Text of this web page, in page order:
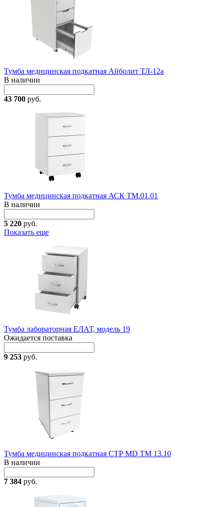
Тумба медицинская подкатная Айболит ТЛ-12а
В наличии
43 700 руб.
Тумба медицинская подкатная АСК ТМ.01.01
В наличии
5 220 руб.
Показать еще
Тумба лабораторная ЕЛАТ, модель 19
Ожидается поставка
9 253 руб.
Тумба медицинская подкатная СТР MD TM 13.10
В наличии
7 384 руб.